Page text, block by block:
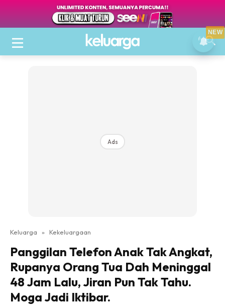
Ads
Keluarga » Kekeluargaan
Panggilan Telefon Anak Tak Angkat,
Rupanya Orang Tua Dah Meninggal
48 Jam Lalu, Jiran Pun Tak Tahu.
Moga Jadi Iktibar.
NEW